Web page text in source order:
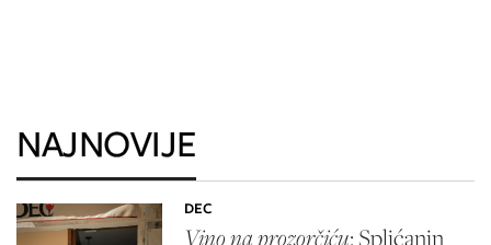
NAJNOVIJE
DEC
Vino na prozorčiću: Splićanin